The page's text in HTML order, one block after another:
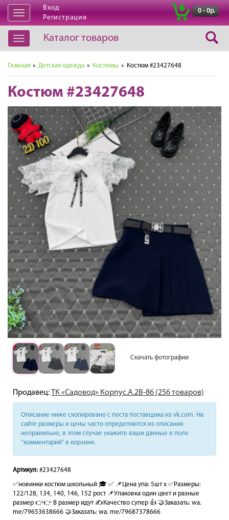
Открыть
навигацию
Вход
Регистрация
0 - 0р.
Открыть
навигацию
Каталог товаров
Главная » Детская одежда » Костюмы » Костюм #23427648
Костюм #23427648
Скачать фотографии
Продавец:ТК «Садовод» Корпус.А.2В-86 (256 товаров)
Описание ниже скопировано с поста поставщика из vk.com. На
сайте размеры и цены часто определяются из описания
неправильно, в этом случае укажите ваши данные в поле
“комментарий” в корзине.
Артикул: #23427648
✅новинки костюм школьный 🎓 ✅ 📌Цена упа: 5шт х ✅Размеры:
122/128, 134, 140, 146, 152 рост 📌Упаковка один цвет и разные
размер 👉👉 В размер идут ✍️Качество супер 👍 🤝Заказать: wa.
me/79653638666 🤝Заказать: wa. me/79687378666